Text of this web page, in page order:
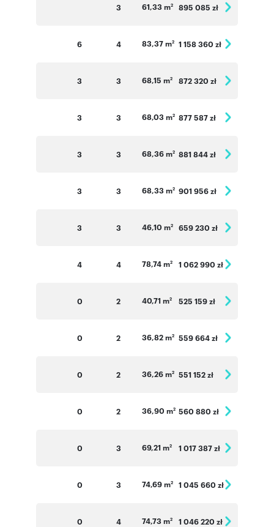
3 61,33 m2 895 085 zł
6 4 83,37 m2 1 158 360 zł
3 3 68,15 m2 872 320 zł
3 3 68,03 m2 877 587 zł
3 3 68,36 m2 881 844 zł
3 3 68,33 m2 901 956 zł
3 3 46,10 m2 659 230 zł
4 4 78,74 m2 1 062 990 zł
0 2 40,71 m2 525 159 zł
0 2 36,82 m2 559 664 zł
0 2 36,26 m2 551 152 zł
0 2 36,90 m2 560 880 zł
0 3 69,21 m2 1 017 387 zł
0 3 74,69 m2 1 045 660 zł
0 4 74,73 m2 1 046 220 zł